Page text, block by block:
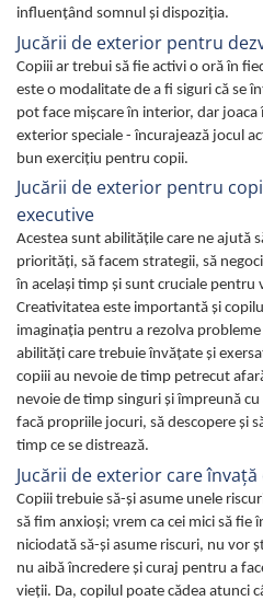
influenţând somnul şi dispoziţia.
Jucării de exterior pentru
Copiii ar trebui să fie activi o oră în
este o modalitate de a fi siguri că se
pot face mișcare în interior, dar joaca
exterior speciale - încurajează jocul
bun exercițiu pentru copii.
Jucării de exterior pentru
executive
Acestea sunt abilitățile care ne ajută
priorități, să facem strategii, să
în acelaşi timp şi sunt cruciale pentru
Creativitatea este importantă şi
imaginaţia pentru a rezolva
abilități care trebuie învățate și
copiii au nevoie de timp petrecut
nevoie de timp singuri și împreună
facă propriile jocuri, să descopere și
timp ce se distrează.
Jucării de exterior care
Copiii trebuie să-și asume unele
să fim anxioși; vrem ca cei mici să fie
niciodată să-și asume riscuri, nu vor
nu aibă încredere și curaj pentru a
vieții. Da, copilul poate cădea atunci